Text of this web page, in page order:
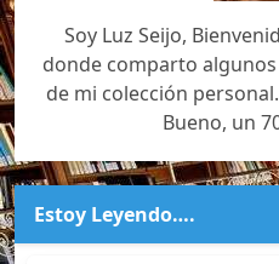
Soy Luz Seijo,
donde comparto
de mi colección
Bueno, un
Estoy Leyendo….